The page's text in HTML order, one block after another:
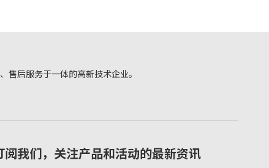
后服务于一体的高新技术企业。
阅我们，关注产品和活动的最新资讯